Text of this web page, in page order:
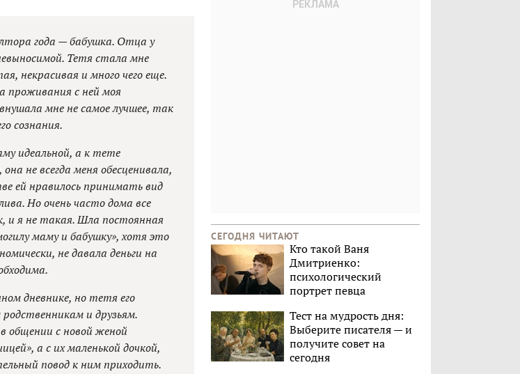
года — бабушка. Отца у
Тетя стала мне
некрасивая и много чего еще.
проживания с ней моя
мне не самое лучшее, так
сознания.
идеальной, а к тете
не всегда меня обесценивала,
ей нравилось принимать вид
Но очень часто дома все
и я не такая. Шла постоянная
маму и бабушку», хотя это
не давала деньги на
дневнике, но тетя его
и друзьям.
общении с новой женой
а с их маленькой дочкой,
повод к ним приходить.
СЕГОДНЯ ЧИТАЮТ
Кто такой Ваня
Дмитриенко:
психологический
портрет певца
Тест на мудрость дня:
Выберите писателя — и
получите совет на
сегодня